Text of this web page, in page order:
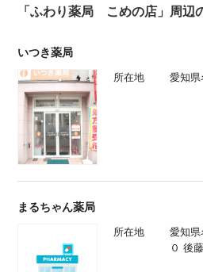
「ふわり薬局 こめの店」周辺
いつき薬局
所在地 愛知
まるちゃん薬局
所在地
愛知
０ 後